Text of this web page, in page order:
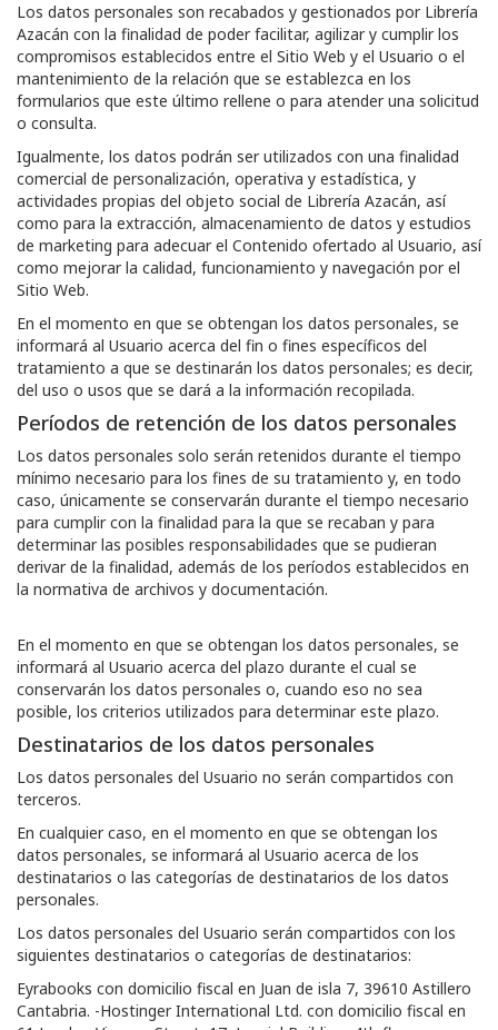
Los datos personales son recabados y gestionados por Librería
Azacán con la finalidad de poder facilitar, agilizar y cumplir los
compromisos establecidos entre el Sitio Web y el Usuario o el
mantenimiento de la relación que se establezca en los
formularios que este último rellene o para atender una solicitud
o consulta.
Igualmente, los datos podrán ser utilizados con una finalidad
comercial de personalización, operativa y estadística, y
actividades propias del objeto social de Librería Azacán, así
como para la extracción, almacenamiento de datos y estudios
de marketing para adecuar el Contenido ofertado al Usuario, así
como mejorar la calidad, funcionamiento y navegación por el
Sitio Web.
En el momento en que se obtengan los datos personales, se
informará al Usuario acerca del fin o fines específicos del
tratamiento a que se destinarán los datos personales; es decir,
del uso o usos que se dará a la información recopilada.
Períodos de retención de los datos personales
Los datos personales solo serán retenidos durante el tiempo
mínimo necesario para los fines de su tratamiento y, en todo
caso, únicamente se conservarán durante el tiempo necesario
para cumplir con la finalidad para la que se recaban y para
determinar las posibles responsabilidades que se pudieran
derivar de la finalidad, además de los períodos establecidos en
la normativa de archivos y documentación.
En el momento en que se obtengan los datos personales, se
informará al Usuario acerca del plazo durante el cual se
conservarán los datos personales o, cuando eso no sea
posible, los criterios utilizados para determinar este plazo.
Destinatarios de los datos personales
Los datos personales del Usuario no serán compartidos con
terceros.
En cualquier caso, en el momento en que se obtengan los
datos personales, se informará al Usuario acerca de los
destinatarios o las categorías de destinatarios de los datos
personales.
Los datos personales del Usuario serán compartidos con los
siguientes destinatarios o categorías de destinatarios:
Eyrabooks con domicilio fiscal en Juan de isla 7, 39610 Astillero
Cantabria. -Hostinger International Ltd. con domicilio fiscal en